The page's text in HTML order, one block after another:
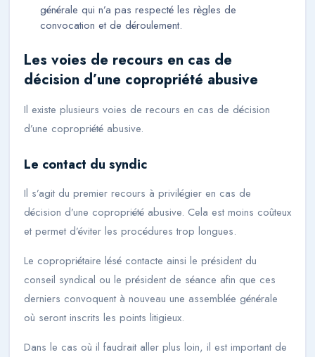
générale qui n’a pas respecté les règles de
convocation et de déroulement.
Les voies de recours en cas de
décision d’une copropriété abusive
Il existe plusieurs voies de recours en cas de décision
d’une copropriété abusive.
Le contact du syndic
Il s’agit du premier recours à privilégier en cas de
décision d’une copropriété abusive. Cela est moins coûteux
et permet d’éviter les procédures trop longues.
Le copropriétaire lésé contacte ainsi le président du
conseil syndical ou le président de séance afin que ces
derniers convoquent à nouveau une assemblée générale
où seront inscrits les points litigieux.
Dans le cas où il faudrait aller plus loin, il est important de